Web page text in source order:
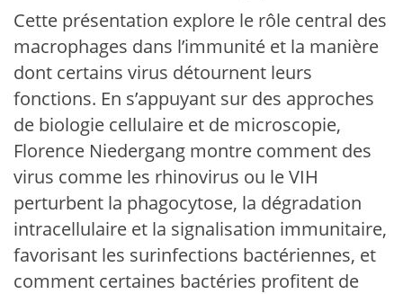
Cette présentation explore le rôle central des
macrophages dans l’immunité et la manière
dont certains virus détournent leurs
fonctions. En s’appuyant sur des approches
de biologie cellulaire et de microscopie,
Florence Niedergang montre comment des
virus comme les rhinovirus ou le VIH
perturbent la phagocytose, la dégradation
intracellulaire et la signalisation immunitaire,
favorisant les surinfections bactériennes, et
comment certaines bactéries profitent de